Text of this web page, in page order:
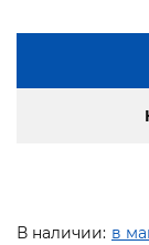
В наличии: в